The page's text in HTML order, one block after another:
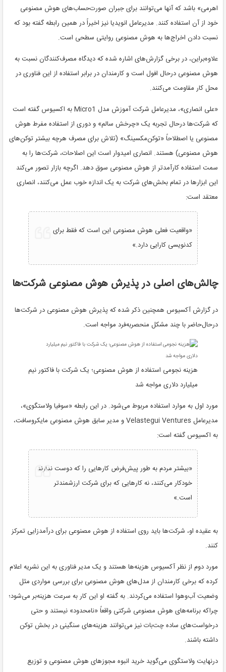
اهرمی» باشد که آنها می‌توانند برای جبران صورت‌حساب‌های هوش مصنوعی
خود از آن استفاده کنند. مدیرعامل انویدیا نیز اخیراً در همین رابطه گفته بود که
نسبت دادن اخراج‌ها به هوش مصنوعی روایتی سطحی است.
علاوه‌بر‌این، در برخی گزارش‌های اشاره شده که دیدگاه مصرف‌کنندگان نسبت به
هوش مصنوعی درحال افول است و کارمندان در برابر استفاده از این فناوری در
محل کار مقاومت می‌کنند.
«علی انصاری»، مدیرعامل شرکت آموزش مدل Micro1 به اکسیوس گفته است
که شرکت‌ها درحال تجربه یک «چرخش سالم» و دوری از استفاده مفرط هوش
مصنوعی یا اصطلاحاً «توکن‌مکسینگ» (تلاش برای مصرف هرچه بیشتر توکن‌های
هوش مصنوعی) هستند. انصاری امیدوار است این اصلاحات، شرکت‌ها را به
سمت استفاده کارآمدتر از هوش مصنوعی سوق دهد. اگرچه بازار تصور می‌کند
این ابزارها در تمام بخش‌های شرکت به یک اندازه خوب عمل می‌کنند، انصاری
معتقد است:
«واقعیت فعلی هوش مصنوعی این است که فقط برای
کدنویسی کارایی دارد.»
چالش‌های اصلی در پذیرش هوش مصنوعی شرکت‌ها
در گزارش آکسیوس همچنین ذکر شده که پذیرش هوش مصنوعی در شرکت‌ها
در‌حال‌حاضر با چند مشکل منحصر‌به‌فرد مواجه است.
هزینه نجومی استفاده از هوش مصنوعی؛ یک شرکت با فاکتور نیم
میلیارد دلاری مواجه شد
مورد اول به موارد استفاده مربوط می‌شود. در این رابطه «سوفیا ولاستگوی»،
مدیرعامل Velastegui Ventures و مدیر سابق هوش مصنوعی مایکروسافت،
به اکسیوس گفته است:
«بیشتر مردم به طور پیش‌فرض کارهایی را که دوست ندارند
خودکار می‌کنند، نه کارهایی که برای شرکت ارزشمندتر
است.»
به عقیده او، شرکت‌ها باید روی استفاده از هوش مصنوعی برای درآمدزایی تمرکز
کنند.
مورد دوم از نظر آکسیوس هزینه‌ها هستند و یک مدیر فناوری به این نشریه اعلام
کرده که برخی کارمندان از مدل‌های هوش مصنوعی برای بررسی مواردی مثل
وضعیت آب‌وهوا استفاده می‌کردند. به گفته او این کار به سرعت هزینه‌بر می‌شود؛
چراکه برنامه‌های هوش مصنوعی شرکتی واقعاً «نامحدود» نیستند و حتی
درخواست‌های ساده چت‌بات نیز می‌توانند هزینه‌های سنگینی در بخش توکن
داشته باشند.
درنهایت ولاستگوی می‌گوید خرید انبوه مجوزهای هوش مصنوعی و توزیع